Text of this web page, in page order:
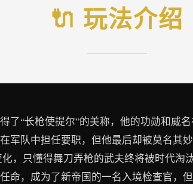
🔌 玩法介绍
了“长枪使提尔”的美称，他的功勋和威
军队中担任要职，但他最后却被莫名其
，只懂得舞刀弄枪的武夫终将被时代淘
命，成为了新帝国的一名入境检查官，